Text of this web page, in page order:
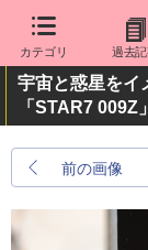
カテゴリ 過去
宇宙と惑星をイ
「STAR7 009Z」
前の画像